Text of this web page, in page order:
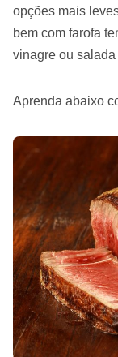
opções mais
bem com farofa
vinagre ou
Aprenda abaixo